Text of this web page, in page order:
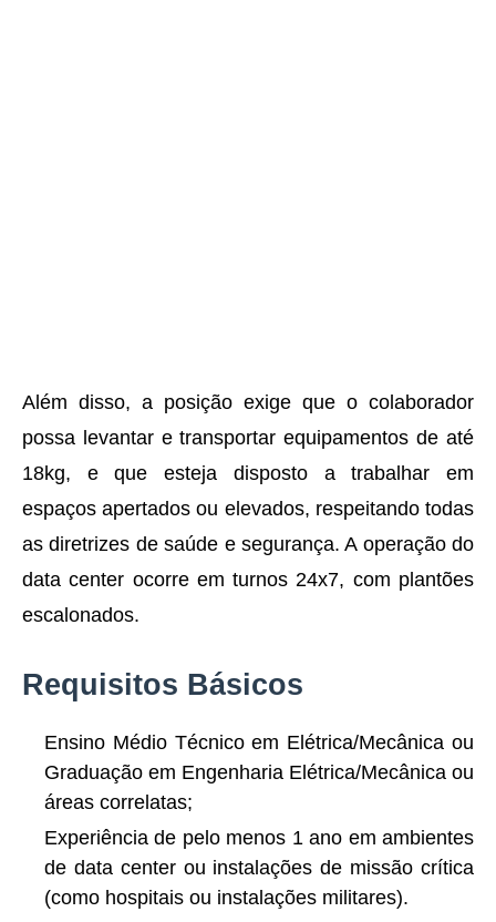
Além disso, a posição exige que o colaborador
possa levantar e transportar equipamentos de até
18kg, e que esteja disposto a trabalhar em
espaços apertados ou elevados, respeitando todas
as diretrizes de saúde e segurança. A operação do
data center ocorre em turnos 24x7, com plantões
escalonados.
Requisitos Básicos
Ensino Médio Técnico em Elétrica/Mecânica ou
Graduação em Engenharia Elétrica/Mecânica ou
áreas correlatas;
Experiência de pelo menos 1 ano em ambientes
de data center ou instalações de missão crítica
(como hospitais ou instalações militares).